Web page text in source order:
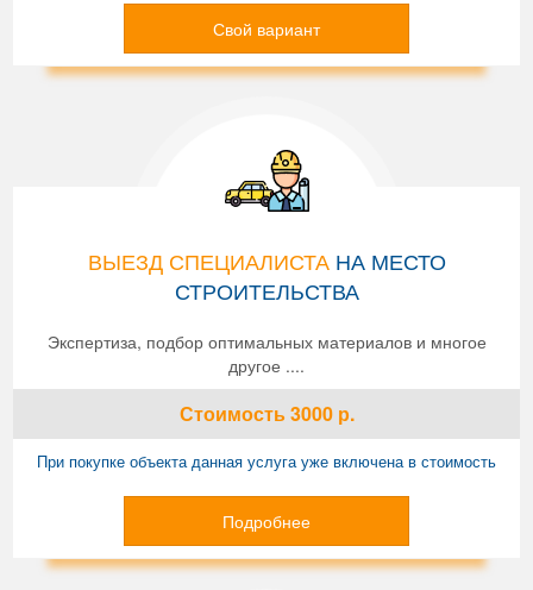
Свой вариант
ВЫЕЗД СПЕЦИАЛИСТАНА МЕСТО
СТРОИТЕЛЬСТВА
Экспертиза, подбор оптимальных материалов и многое
другое ....
Стоимость3000р.
При покупке объекта данная услуга уже включена в стоимость
Подробнее